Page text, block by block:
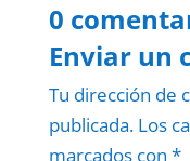
0
Enviar un
Tu dirección de
publicada. Los
marcados con *